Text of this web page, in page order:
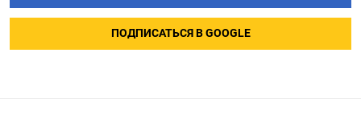
ПОДПИСАТЬСЯ В GOOGLE